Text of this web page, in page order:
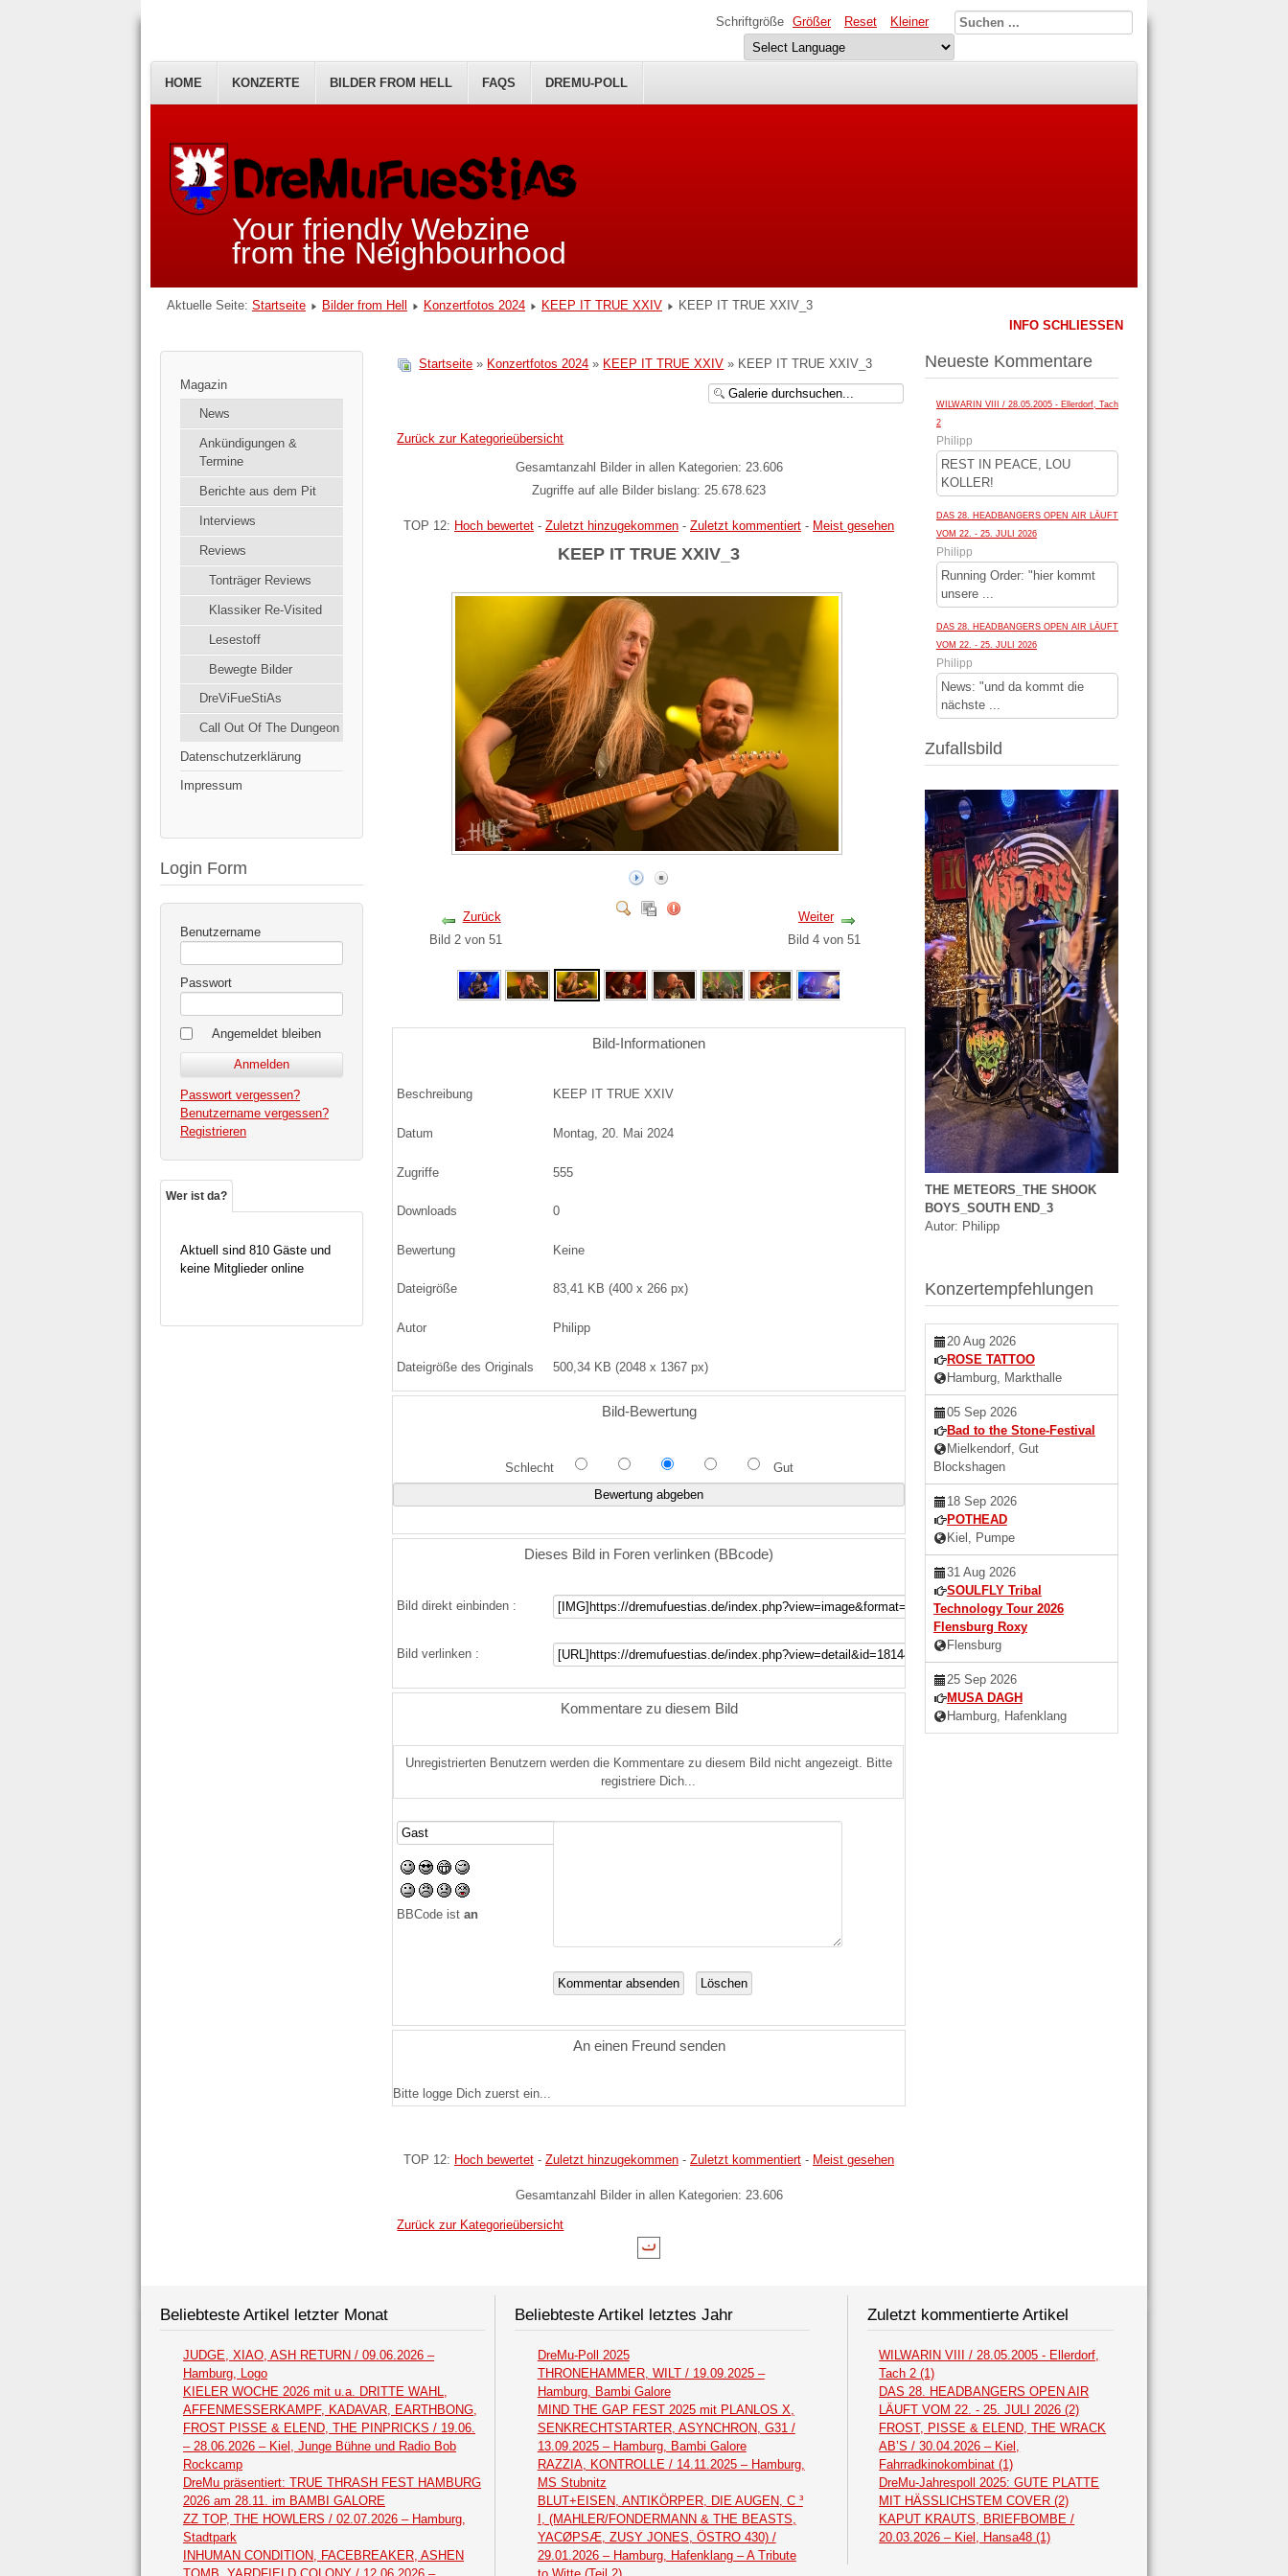
Your friendly Webzine
from the Neighbourhood
HOME KONZERTE BILDER FROM HELL FAQS DREMU-POLL
Schriftgröße Größer Reset Kleiner
Aktuelle Seite: Startseite Bilder from Hell Konzertfotos 2024 KEEP IT TRUE XXIV KEEP IT TRUE XXIV_3
Magazin
News
Ankündigungen &
Termine
Berichte aus dem Pit
Interviews
Reviews
Tonträger Reviews
Klassiker Re-Visited
Lesestoff
Bewegte Bilder
DreViFueStiAs
Call Out Of The Dungeon
Datenschutzerklärung
Impressum
Login Form
Benutzername
Passwort
Angemeldet bleiben
Passwort vergessen?
Benutzername vergessen?
Registrieren
Wer ist da?
Aktuell sind 810 Gäste und
keine Mitglieder online
Startseite » Konzertfotos 2024 » KEEP IT TRUE XXIV » KEEP IT TRUE XXIV_3
Zurück zur Kategorieübersicht
Gesamtanzahl Bilder in allen Kategorien: 23.606
Zugriffe auf alle Bilder bislang: 25.678.623
TOP 12: Hoch bewertet -Zuletzt hinzugekommen -Zuletzt kommentiert - Meist gesehen
KEEP IT TRUE XXIV_3
Zurück
Bild 2 von 51
Weiter
Bild 4 von 51
Bild-Informationen
Beschreibung KEEP IT TRUE XXIV
Datum Montag, 20. Mai 2024
Zugriffe 555
Downloads 0
Bewertung Keine
Dateigröße 83,41 KB (400 x 266 px)
Autor Philipp
Dateigröße des Originals 500,34 KB (2048 x 1367 px)
Bild-Bewertung
Schlecht Gut
Dieses Bild in Foren verlinken (BBcode)
Bild direkt einbinden :
Bild verlinken :
Kommentare zu diesem Bild
Unregistrierten Benutzern werden die Kommentare zu diesem Bild nicht angezeigt. Bitte
registriere Dich...
BBCode istan
An einen Freund senden
Bitte logge Dich zuerst ein...
TOP 12: Hoch bewertet -Zuletzt hinzugekommen -Zuletzt kommentiert - Meist gesehen
Gesamtanzahl Bilder in allen Kategorien: 23.606
Zurück zur Kategorieübersicht
INFO SCHLIESSEN
Neueste Kommentare
WILWARIN VIII / 28.05.2005 - Ellerdorf, Tach
2
Philipp
REST IN PEACE, LOU
KOLLER!
DAS 28. HEADBANGERS OPEN AIR LÄUFT
VOM 22. - 25. JULI 2026
Philipp
Running Order: "hier kommt
unsere ...
DAS 28. HEADBANGERS OPEN AIR LÄUFT
VOM 22. - 25. JULI 2026
Philipp
News: "und da kommt die
nächste ...
Zufallsbild
THE METEORS_THE SHOOK
BOYS_SOUTH END_3
Autor: Philipp
Konzertempfehlungen
20 Aug 2026
ROSE TATTOO
Hamburg, Markthalle
05 Sep 2026
Bad to the Stone-Festival
Mielkendorf, Gut
Blockshagen
18 Sep 2026
POTHEAD
Kiel, Pumpe
31 Aug 2026
SOULFLY Tribal
Technology Tour 2026
Flensburg Roxy
Flensburg
25 Sep 2026
MUSA DAGH
Hamburg, Hafenklang
Beliebteste Artikel letzter Monat
JUDGE, XIAO, ASH RETURN / 09.06.2026 –
Hamburg, Logo
KIELER WOCHE 2026 mit u.a. DRITTE WAHL,
AFFENMESSERKAMPF, KADAVAR, EARTHBONG,
FROST PISSE & ELEND, THE PINPRICKS / 19.06.
– 28.06.2026 – Kiel, Junge Bühne und Radio Bob
Rockcamp
DreMu präsentiert: TRUE THRASH FEST HAMBURG
2026 am 28.11. im BAMBI GALORE
ZZ TOP, THE HOWLERS / 02.07.2026 – Hamburg,
Stadtpark
INHUMAN CONDITION, FACEBREAKER, ASHEN
Beliebteste Artikel letztes Jahr
DreMu-Poll 2025
THRONEHAMMER, WILT / 19.09.2025 –
Hamburg, Bambi Galore
MIND THE GAP FEST 2025 mit PLANLOS X,
SENKRECHTSTARTER, ASYNCHRON, G31 /
13.09.2025 – Hamburg, Bambi Galore
RAZZIA, KONTROLLE / 14.11.2025 – Hamburg,
MS Stubnitz
BLUT+EISEN, ANTIKÖRPER, DIE AUGEN, C ³
I, (MAHLER/FONDERMANN & THE BEASTS,
YACØPSÆ, ZUSY JONES, ÖSTRO 430) /
29.01.2026 – Hamburg, Hafenklang – A Tribute
Zuletzt kommentierte Artikel
WILWARIN VIII / 28.05.2005 - Ellerdorf,
Tach 2 (1)
DAS 28. HEADBANGERS OPEN AIR
LÄUFT VOM 22. - 25. JULI 2026 (2)
FROST, PISSE & ELEND, THE WRACK
AB’S / 30.04.2026 – Kiel,
Fahrradkinokombinat (1)
DreMu-Jahrespoll 2025: GUTE PLATTE
MIT HÄSSLICHSTEM COVER (2)
KAPUT KRAUTS, BRIEFBOMBE /
20.03.2026 – Kiel, Hansa48 (1)